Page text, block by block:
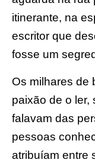
itinerante, na
escritor que
fosse um
Os milhares de
paixão de o ler,
falavam das
pessoas
atribuíam entre